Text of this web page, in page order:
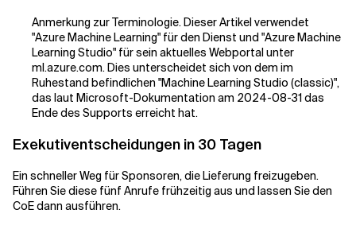
Anmerkung zur Terminologie. Dieser Artikel verwendet
"Azure Machine Learning" für den Dienst und "Azure Machine
Learning Studio" für sein aktuelles Webportal unter
ml.azure.com. Dies unterscheidet sich von dem im
Ruhestand befindlichen "Machine Learning Studio (classic)",
das laut Microsoft-Dokumentation am 2024-08-31 das
Ende des Supports erreicht hat.
Exekutiventscheidungen in 30 Tagen
Ein schneller Weg für Sponsoren, die Lieferung freizugeben.
Führen Sie diese fünf Anrufe frühzeitig aus und lassen Sie den
CoE dann ausführen.